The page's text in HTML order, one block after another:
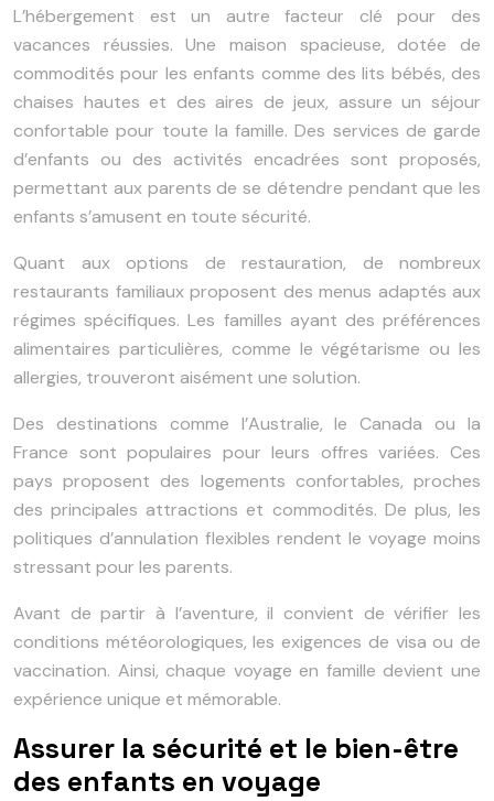
L’hébergement est un autre facteur clé pour des
vacances réussies. Une maison spacieuse, dotée de
commodités pour les enfants comme des lits bébés, des
chaises hautes et des aires de jeux, assure un séjour
confortable pour toute la famille. Des services de garde
d’enfants ou des activités encadrées sont proposés,
permettant aux parents de se détendre pendant que les
enfants s’amusent en toute sécurité.
Quant aux options de restauration, de nombreux
restaurants familiaux proposent des menus adaptés aux
régimes spécifiques. Les familles ayant des préférences
alimentaires particulières, comme le végétarisme ou les
allergies, trouveront aisément une solution.
Des destinations comme l’Australie, le Canada ou la
France sont populaires pour leurs offres variées. Ces
pays proposent des logements confortables, proches
des principales attractions et commodités. De plus, les
politiques d’annulation flexibles rendent le voyage moins
stressant pour les parents.
Avant de partir à l’aventure, il convient de vérifier les
conditions météorologiques, les exigences de visa ou de
vaccination. Ainsi, chaque voyage en famille devient une
expérience unique et mémorable.
Assurer la sécurité et le bien-être
des enfants en voyage